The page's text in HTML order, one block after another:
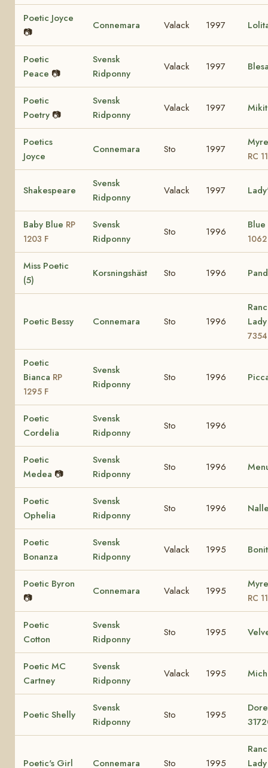
Poetic Joyce
📷
Connemara Valack 1997
Poetic
Peace 📷
Svensk
Ridponny
Valack 1997
Poetic
Poetry 📷
Svensk
Ridponny
Valack 1997
Poetics
Joyce
Connemara Sto 1997
RC
Shakespeare
Svensk
Ridponny
Valack 1997
Baby Blue RP
1203 F
Svensk
Ridponny
Sto 1996
1062
Miss Poetic
(5)
Korsningshäst Sto 1996
Poetic Bessy Connemara Sto 1996
7354
Poetic
Bianca RP
1295 F
Svensk
Ridponny
Sto 1996
Poetic
Cordelia
Svensk
Ridponny
Sto 1996
Poetic
Medea 📷
Svensk
Ridponny
Sto 1996
Poetic
Ophelia
Svensk
Ridponny
Sto 1996
Poetic
Bonanza
Svensk
Ridponny
Valack 1995
Poetic Byron
📷
Connemara Valack 1995
RC
Poetic
Cotton
Svensk
Ridponny
Sto 1995
Poetic MC
Cartney
Svensk
Ridponny
Valack 1995
Poetic Shelly
Svensk
Ridponny
Sto 1995
Poetic's Girl Connemara Sto 1995